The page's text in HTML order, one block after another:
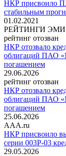
НКР присвоило
стабильным
01.02.2021
РЕЙТИНГИ
рейтинг отозван
НКР отозвало
облигаций ПАО
погашением
29.06.2026
рейтинг отозван
НКР отозвало
облигаций ПАО
погашением
25.06.2026
AAA.ru
НКР присвоило
серии 003Р-03
29.05.2026